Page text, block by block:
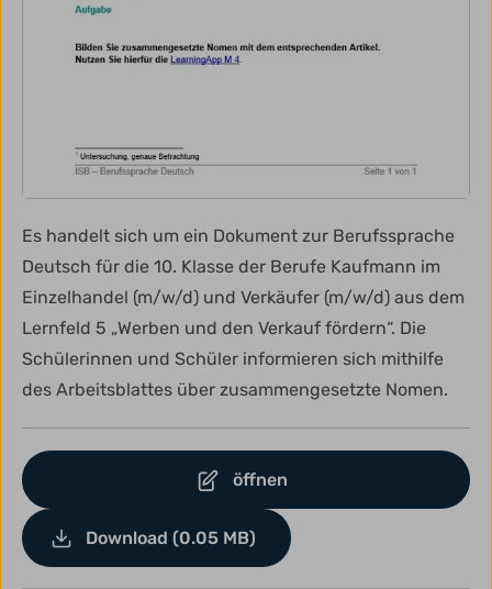
Es handelt sich um ein Dokument zur Berufssprache
Deutsch für die 10. Klasse der Berufe Kaufmann im
Einzelhandel (m/w/d) und Verkäufer (m/w/d) aus dem
Lernfeld 5 „Werben und den Verkauf fördern“. Die
Schülerinnen und Schüler informieren sich mithilfe
des Arbeitsblattes über zusammengesetzte Nomen.
öffnen
Download (0.05 MB)